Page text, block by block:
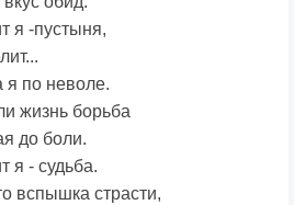
я -пустыня,
по неволе.
жизнь борьба
до боли.
я - судьба.
вспышка страсти,